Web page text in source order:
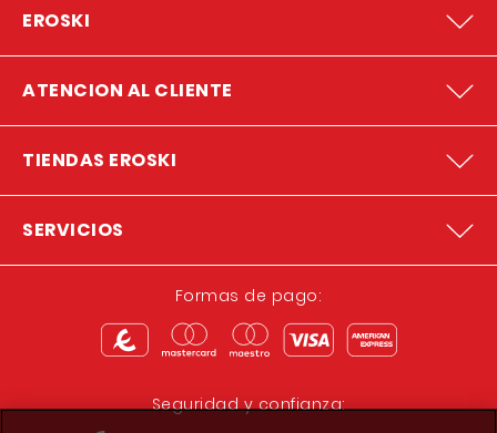
EROSKI
ATENCION AL CLIENTE
TIENDAS EROSKI
SERVICIOS
Formas de pago:
Seguridad y confianza: